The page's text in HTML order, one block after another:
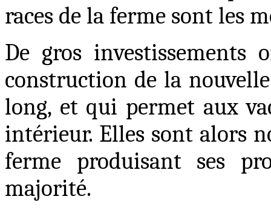
races de la ferme sont les
De gros investissements
construction de la
long, et qui permet aux
intérieur. Elles sont alors
ferme produisant ses
majorité.